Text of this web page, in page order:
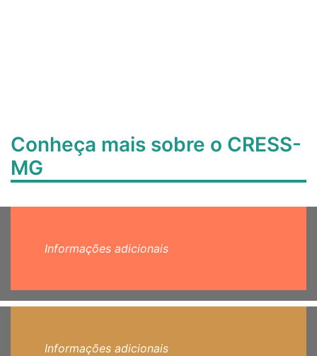
Conheça mais sobre o CRESS-
MG
Informações adicionais
Informações adicionais